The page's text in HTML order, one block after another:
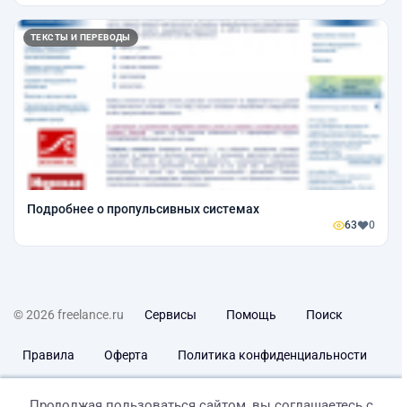
ТЕКСТЫ И ПЕРЕВОДЫ
Подробнее о пропульсивных системах
63 0
© 2026 freelance.ru Сервисы Помощь Поиск
Правила Оферта Политика конфиденциальности